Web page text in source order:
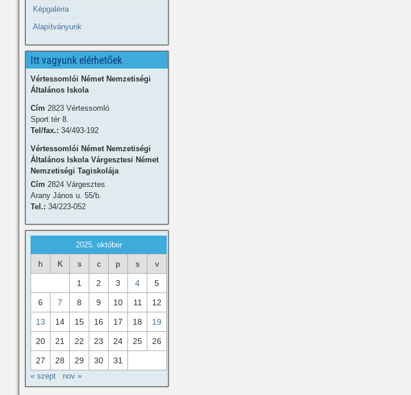
Képgaléria
Alapítványunk
Itt vagyunk elérhetőek
Vértessomlói Német Nemzetiségi
Általános Iskola
Cím 2823 Vértessomló
Sport tér 8.
Tel/fax.: 34/493-192
Vértessomlói Német Nemzetiségi
Általános Iskola Várgesztesi Német
Nemzetiségi Tagiskolája
Cím 2824 Várgesztes
Arany János u. 55/b.
Tel.: 34/223-052
2025. október
h K s c p s v
1 2 3 4 5
6 7 8 9 10 11 12
13 14 15 16 17 18 19
20 21 22 23 24 25 26
27 28 29 30 31
« szept nov »